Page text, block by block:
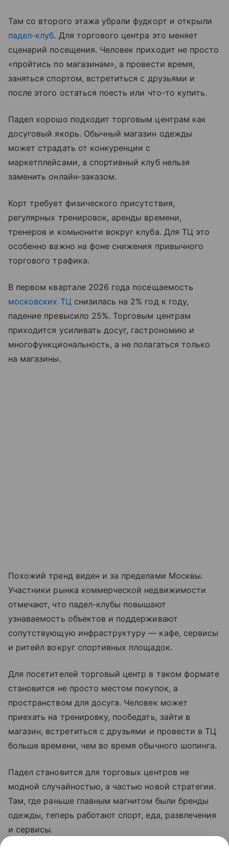
Там со второго этажа убрали фудкорт и открыли
падел-клуб. Для торгового центра это меняет
сценарий посещения. Человек приходит не просто
«пройтись по магазинам», а провести время,
заняться спортом, встретиться с друзьями и
после этого остаться поесть или что-то купить.
Падел хорошо подходит торговым центрам как
досуговый якорь. Обычный магазин одежды
может страдать от конкуренции с
маркетплейсами, а спортивный клуб нельзя
заменить онлайн-заказом.
Корт требует физического присутствия,
регулярных тренировок, аренды времени,
тренеров и комьюнити вокруг клуба. Для ТЦ это
особенно важно на фоне снижения привычного
торгового трафика.
В первом квартале 2026 года посещаемость
московских ТЦ снизилась на 2% год к году,
падение превысило 25%. Торговым центрам
приходится усиливать досуг, гастрономию и
многофункциональность, а не полагаться только
на магазины.
Похожий тренд виден и за пределами Москвы.
Участники рынка коммерческой недвижимости
отмечают, что падел-клубы повышают
узнаваемость объектов и поддерживают
сопутствующую инфраструктуру — кафе, сервисы
и ритейл вокруг спортивных площадок.
Для посетителей торговый центр в таком формате
становится не просто местом покупок, а
пространством для досуга. Человек может
приехать на тренировку, пообедать, зайти в
магазин, встретиться с друзьями и провести в ТЦ
больше времени, чем во время обычного шопинга.
Падел становится для торговых центров не
модной случайностью, а частью новой стратегии.
Там, где раньше главным магнитом были бренды
одежды, теперь работают спорт, еда, развлечения
и сервисы.